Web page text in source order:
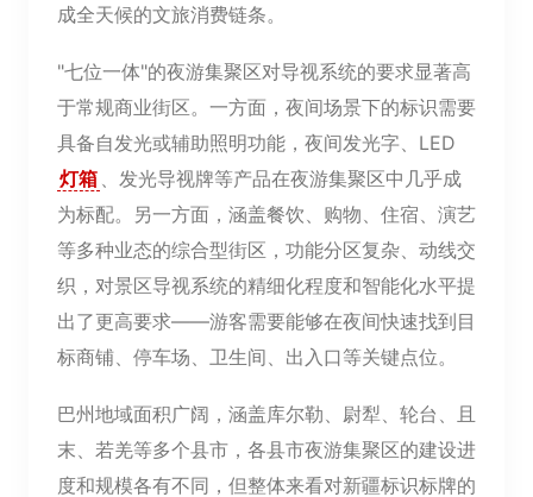
成全天候的文旅消费链条。
"七位一体"的夜游集聚区对导视系统的要求显著高
于常规商业街区。一方面，夜间场景下的标识需要
具备自发光或辅助照明功能，夜间发光字、LED
灯箱 、发光导视牌等产品在夜游集聚区中几乎成
为标配。另一方面，涵盖餐饮、购物、住宿、演艺
等多种业态的综合型街区，功能分区复杂、动线交
织，对景区导视系统的精细化程度和智能化水平提
出了更高要求——游客需要能够在夜间快速找到目
标商铺、停车场、卫生间、出入口等关键点位。
巴州地域面积广阔，涵盖库尔勒、尉犁、轮台、且
末、若羌等多个县市，各县市夜游集聚区的建设进
度和规模各有不同，但整体来看对新疆标识标牌的